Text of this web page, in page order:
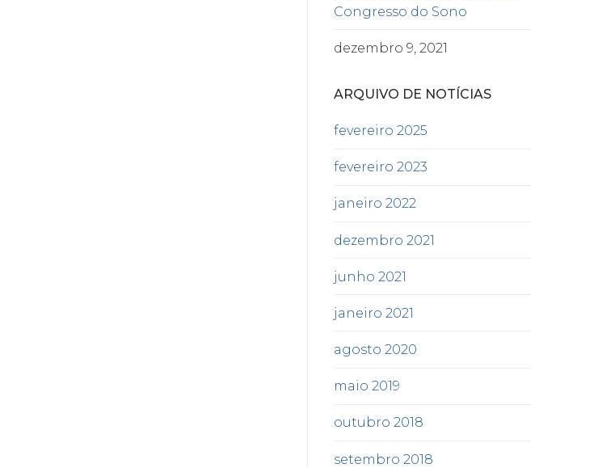
Congresso do Sono
dezembro 9, 2021
ARQUIVO DE NOTÍCIAS
fevereiro 2025
fevereiro 2023
janeiro 2022
dezembro 2021
junho 2021
janeiro 2021
agosto 2020
maio 2019
outubro 2018
setembro 2018